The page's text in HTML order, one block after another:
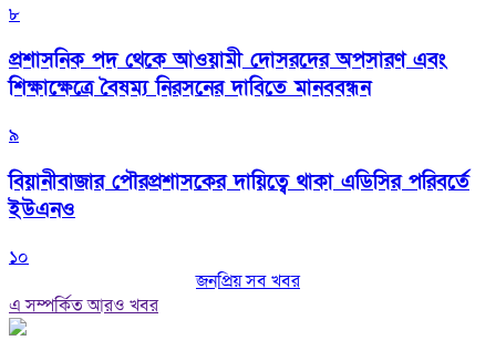
৮
প্রশাসনিক পদ থেকে আওয়ামী দোসরদের অপসারণ এবং
শিক্ষাক্ষেত্রে বৈষম্য নিরসনের দাবিতে মানববন্ধন
৯
বিয়ানীবাজার পৌরপ্রশাসকের দায়িত্বে থাকা এডিসির পরিবর্তে
ইউএনও
১০
জনপ্রিয় সব খবর
এ সম্পর্কিত আরও খবর